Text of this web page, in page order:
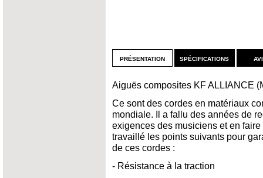
présentation
Aiguës composites KF ALLIANCE
Ce sont des cordes en matériaux
mondiale. Il a fallu des années de
exigences des musiciens et en
travaillé les points suivants pour
de ces cordes :
- Résistance à la traction
spécifications